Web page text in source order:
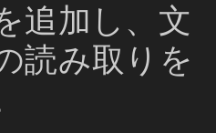
追加し、文
読み取りを